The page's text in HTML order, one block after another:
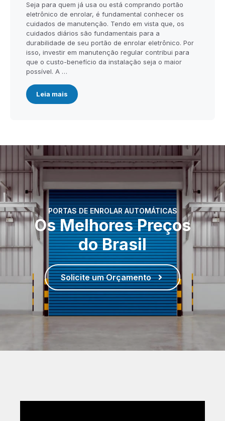
Seja para quem já usa ou está comprando portão
eletrônico de enrolar, é fundamental conhecer os
cuidados de manutenção. Tendo em vista que, os
cuidados diários são fundamentais para a
durabilidade de seu portão de enrolar eletrônico. Por
isso, investir em manutenção regular contribui para
que o custo-benefício da instalação seja o maior
possível. A …
Leia mais
PORTAS DE ENROLAR AUTOMÁTICAS
Os Melhores Preços
do Brasil
Solicite um Orçamento